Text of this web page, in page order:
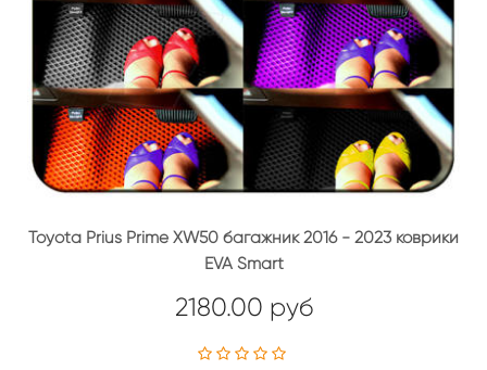
Toyota Prius Prime XW50 багажник 2016 - 2023 коврики
EVA Smart
2180.00 руб